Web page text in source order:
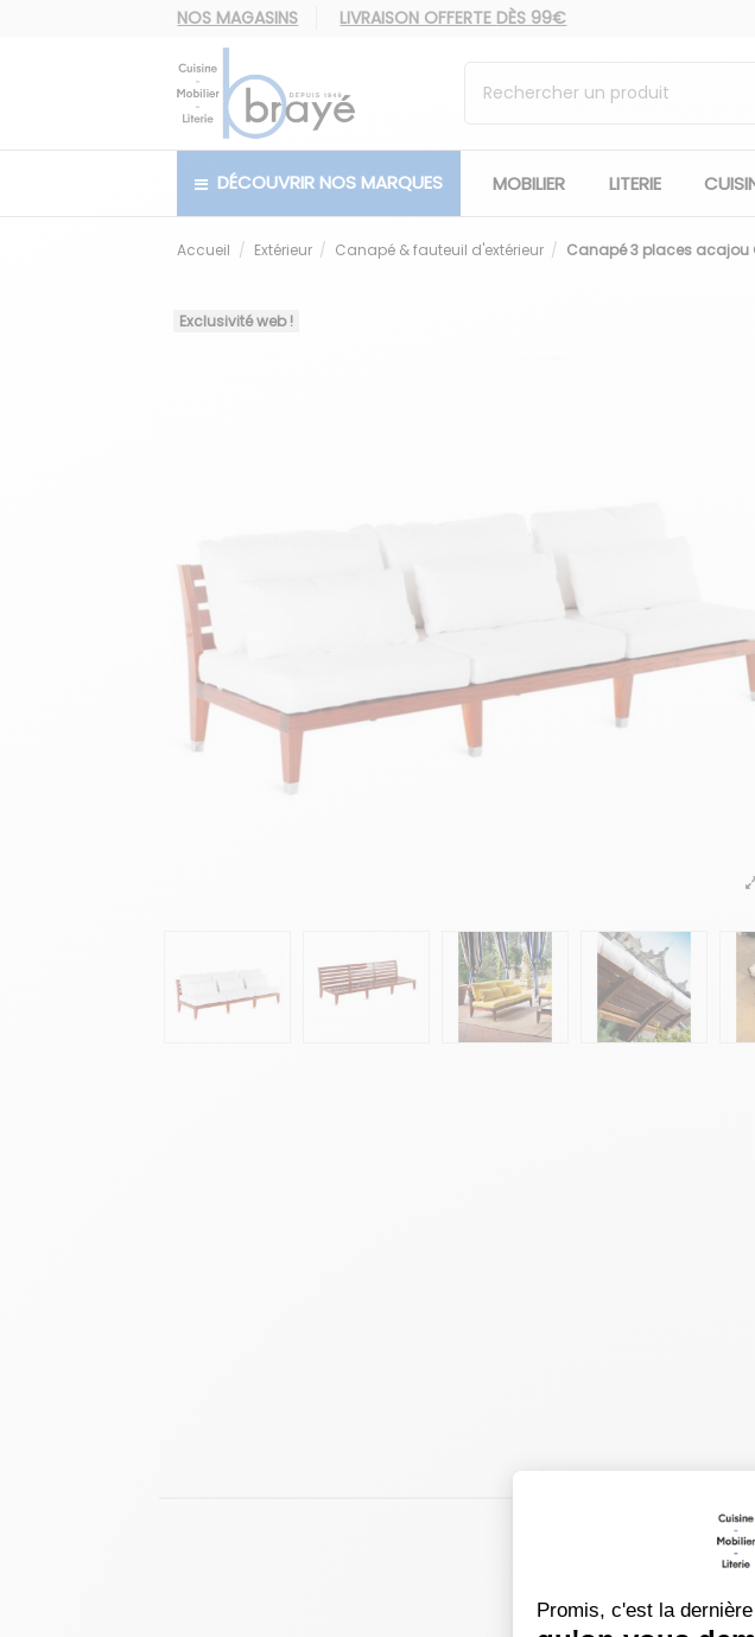
NOS MAGASINS LIVRAISON OFFERTE DÈS 99€
DÉCOUVRIR NOS MARQUES MOBILIER LITERIE
Accueil Extérieur Canapé & fauteuil d'extérieur Canapé 3 places acajou
Exclusivité web !
Vous